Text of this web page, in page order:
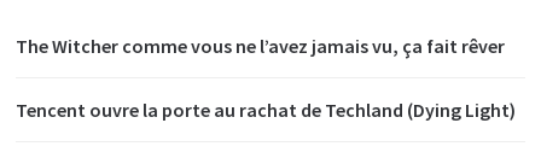
The Witcher comme vous ne l’avez jamais vu, ça fait rêver
Tencent ouvre la porte au rachat de Techland (Dying Light)